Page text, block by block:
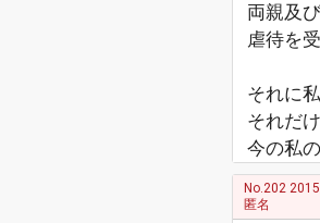
両親及
虐待を
それに
それだ
今の私
No.202
匿名